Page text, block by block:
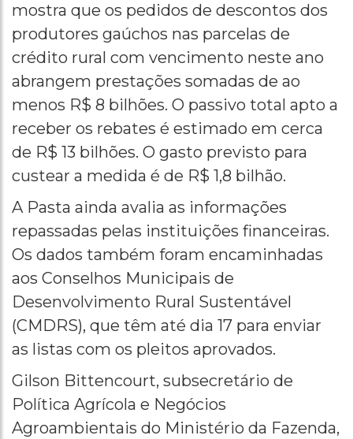
mostra que os pedidos de descontos dos
produtores gaúchos nas parcelas de
crédito rural com vencimento neste ano
abrangem prestações somadas de ao
menos R$ 8 bilhões. O passivo total apto a
receber os rebates é estimado em cerca
de R$ 13 bilhões. O gasto previsto para
custear a medida é de R$ 1,8 bilhão.
A Pasta ainda avalia as informações
repassadas pelas instituições financeiras.
Os dados também foram encaminhadas
aos Conselhos Municipais de
Desenvolvimento Rural Sustentável
(CMDRS), que têm até dia 17 para enviar
as listas com os pleitos aprovados.
Gilson Bittencourt, subsecretário de
Política Agrícola e Negócios
Agroambientais do Ministério da Fazenda,